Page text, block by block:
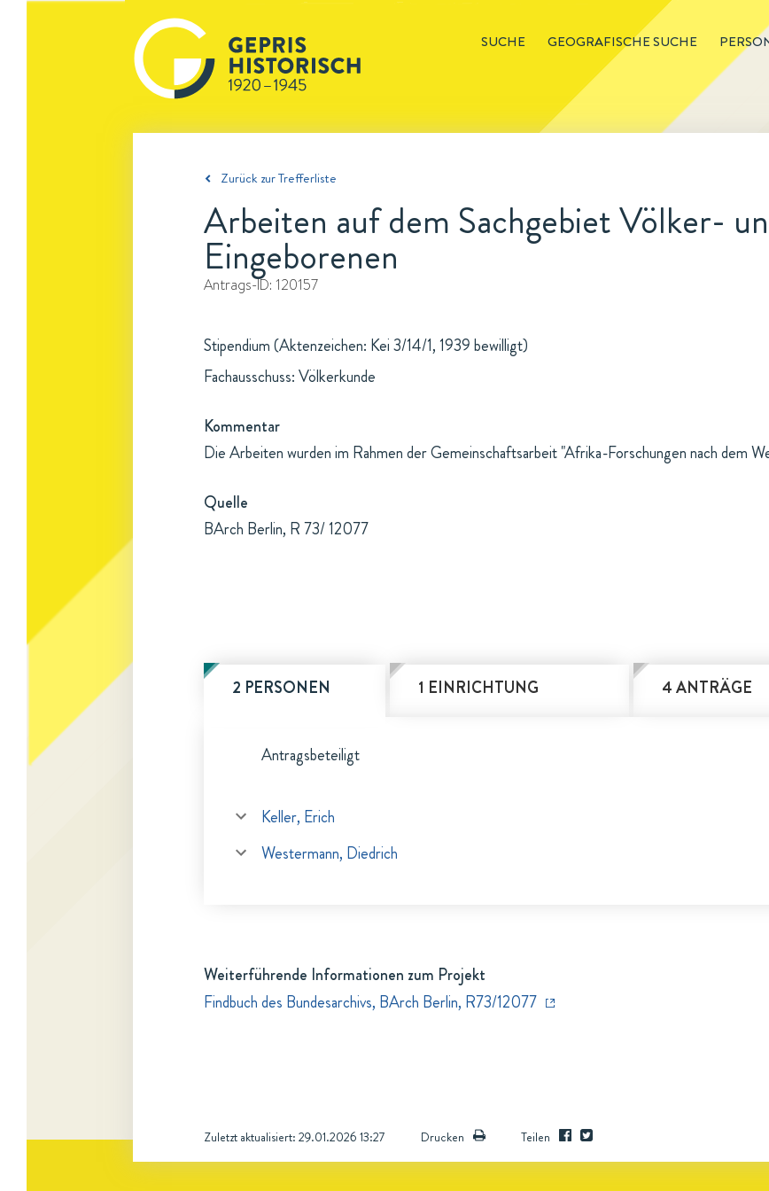
SUCHE GEOGRAFISCHE SUCHE
Zurück zur Trefferliste
Arbeiten auf dem Sachgebiet Völker-
Eingeborenen
Antrags-ID: 120157
Stipendium (Aktenzeichen: Kei 3/14/1, 1939 bewilligt)
Fachausschuss: Völkerkunde
Kommentar
Die Arbeiten wurden im Rahmen der Gemeinschaftsarbeit "Afrika-Forschungen nach dem
Quelle
BArch Berlin, R 73/ 12077
2 PERSONEN 1 EINRICHTUNG 4 ANTRÄGE
Antragsbeteiligt
Keller, Erich
Westermann, Diedrich
Weiterführende Informationen zum Projekt
Findbuch des Bundesarchivs, BArch Berlin, R73/12077
Zuletzt aktualisiert: 29.01.2026 13:27 Drucken Teilen